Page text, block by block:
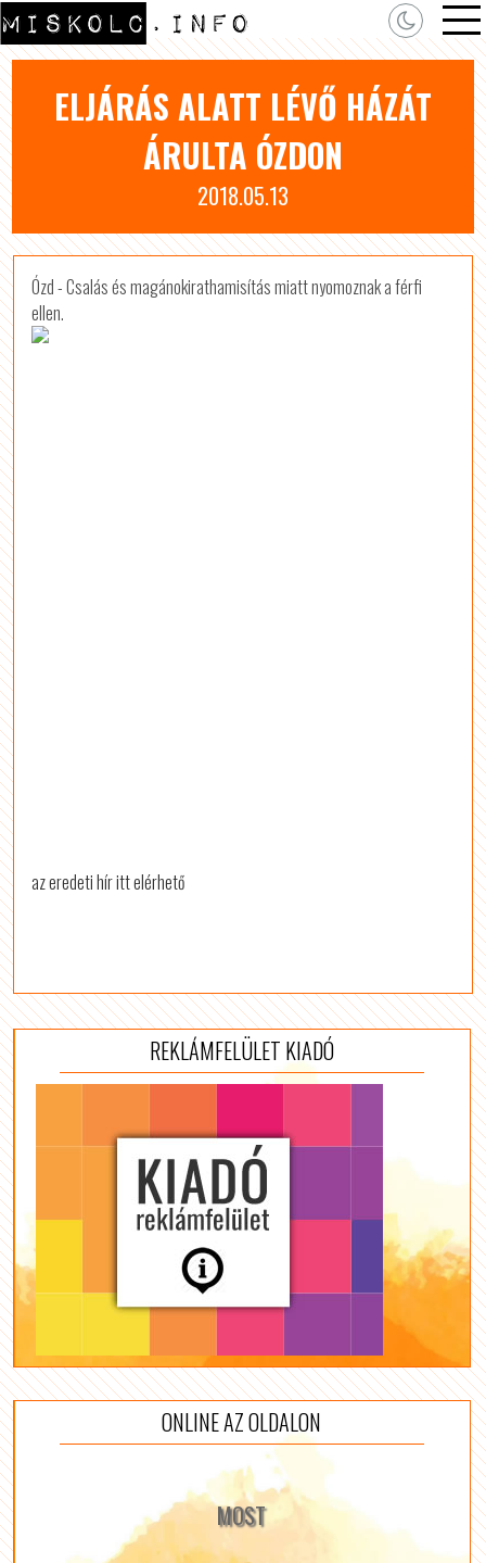
ELJÁRÁS ALATT LÉVŐ HÁZÁT
ÁRULTA ÓZDON
2018.05.13
Ózd - Csalás és magánokirathamisítás miatt nyomoznak a férfi
ellen.
az eredeti hír itt elérhető
REKLÁMFELÜLET KIADÓ
ONLINE AZ OLDALON
MOST